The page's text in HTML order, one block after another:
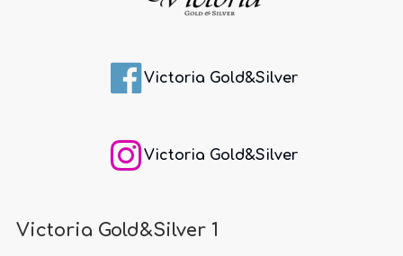
Victoria Gold&Silver
Victoria Gold&Silver
Victoria Gold&Silver 1